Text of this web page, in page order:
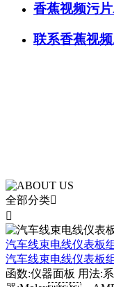
香蕉视频污
联系香蕉视
全部分类

汽车线束电线仪表板
汽车线束电线仪表板
函数:仪器面板 用法: